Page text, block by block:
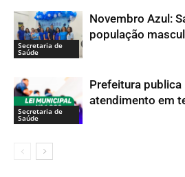
Secretaria de
Saúde
Novembro Azul:
população
Secretaria de
Saúde
Prefeitura
atendimento em